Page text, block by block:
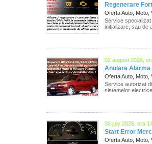
Regenerare
Oferta Auto, Moto,
Service
initializare, sau de
02 august 2026,
Anulare Alarma
Oferta Auto, Moto,
Service autorizat
sistemelor
30 july 2026, ora
Start Error
Oferta Auto, Moto,